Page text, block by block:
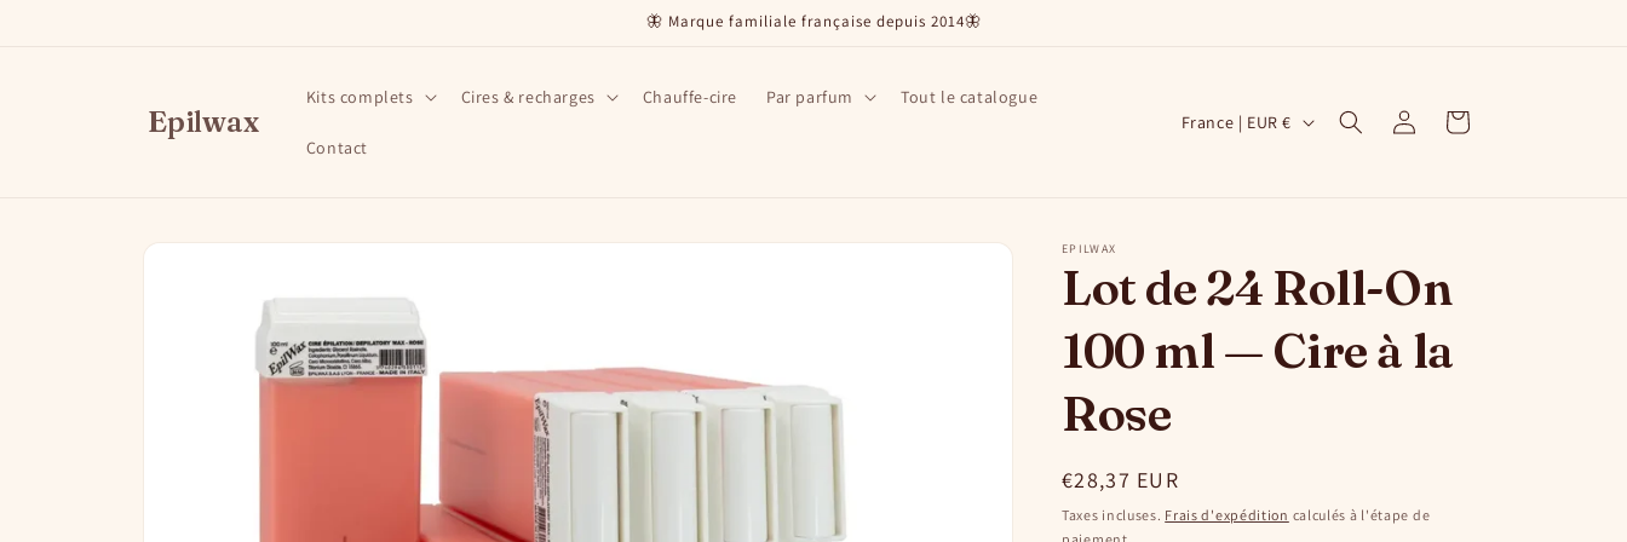
🦋 Marque familiale française depuis 2014🦋
Epilwax
Kits complets Cires & recharges Chauffe-cire Par parfum Tout le catalogue
Contact
P
/
r
é
g
i
n
France | EUR € Connexion Panier
Passer aux
EPILWAX
Lot de 24 Roll-On
100 ml — Cire à la
Rose
Prix
habituel
€28,37 EUR
Taxes incluses. Frais d'expédition calculés à l'étape de